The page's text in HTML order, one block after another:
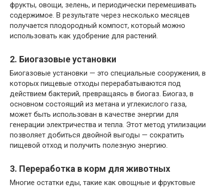
фрукты, овощи, зелень, и периодически перемешивать
содержимое. В результате через несколько месяцев
получается плодородный компост, который можно
использовать как удобрение для растений.
2. Биогазовые установки
Биогазовые установки — это специальные сооружения, в
которых пищевые отходы перерабатываются под
действием бактерий, превращаясь в биогаз. Биогаз, в
основном состоящий из метана и углекислого газа,
может быть использован в качестве энергии для
генерации электричества и тепла. Этот метод утилизации
позволяет добиться двойной выгоды — сократить
пищевой отход и получить полезную энергию.
3. Переработка в корм для животных
Многие остатки еды, такие как овощные и фруктовые